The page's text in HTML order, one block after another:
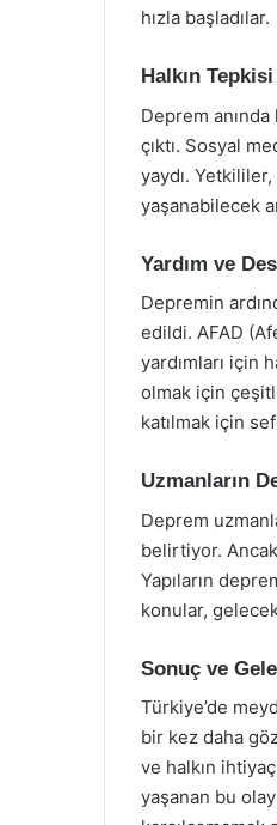
hızla başladılar.
Halkın
Deprem
çıktı. Sosyal
yaydı.
yaşanabilecek
Yardım ve
Depremin
edildi. AFAD
yardımları için
olmak için
katılmak için
Uzmanların
Deprem
belirtiyor.
Yapıların
konular,
Sonuç ve
Türkiye’de
bir kez daha
ve halkın
yaşanan bu